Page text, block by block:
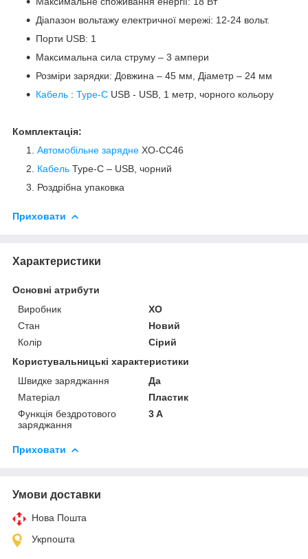
Діапазон вольтажу електричної мережі: 12-24 вольт.
Порти USB: 1
Максимальна сила струму – 3 ампери
Розміри зарядки: Довжина – 45 мм, Діаметр – 24 мм
Кабель : Type-C USB - USB, 1 метр, чорного кольору
Комплектація:
Автомобільне зарядне XO-CC46
Кабель Type-C – USB, чорний
Роздрібна упаковка
Приховати
Характеристики
Основні атрибути
Виробник
XO
Стан
Новий
Колір
Сірий
Користувальницькі характеристики
Швидке заряджання
Да
Матеріал
Пластик
Функція бездротового
заряджання
3 A
Приховати
Умови доставки
Нова Пошта
Укрпошта